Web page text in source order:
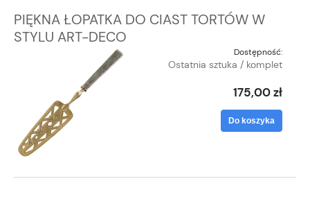
PIĘKNA ŁOPATKA DO CIAST TORTÓW W
STYLU ART-DECO
Dostępność:
Ostatnia sztuka / komplet
175,00 zł
Do koszyka